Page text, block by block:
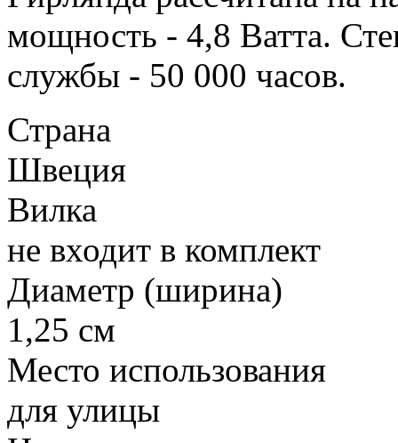
мощность - 4,8 Ватта.
службы - 50 000 часов.
Страна
Швеция
Вилка
не входит в комплект
Диаметр (ширина)
1,25 см
Место использования
для улицы